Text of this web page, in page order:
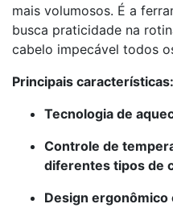
mais volumosos. É a
busca praticidade na
cabelo impecável todos
Principais características:
Tecnologia de
Controle de
diferentes tipos de
Design ergonômico